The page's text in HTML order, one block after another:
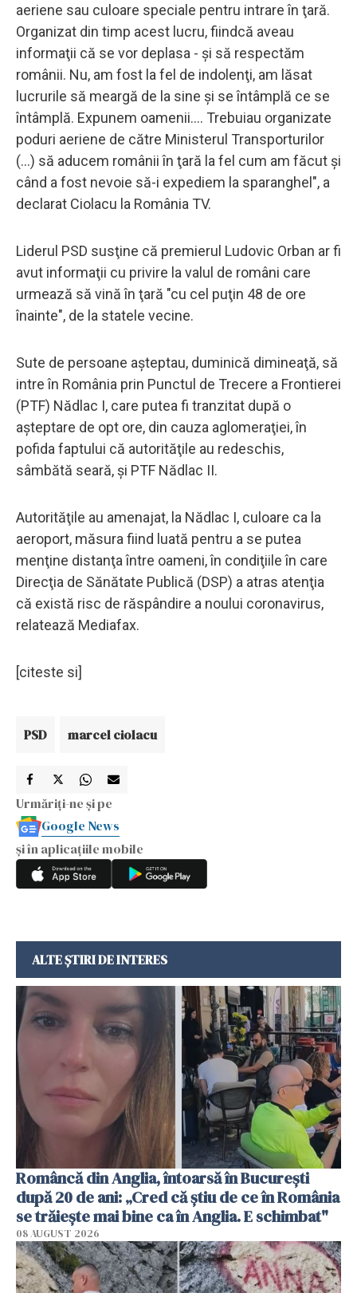
aeriene sau culoare speciale pentru intrare în ţară.
Organizat din timp acest lucru, fiindcă aveau
informaţii că se vor deplasa - şi să respectăm
românii. Nu, am fost la fel de indolenţi, am lăsat
lucrurile să meargă de la sine şi se întâmplă ce se
întâmplă. Expunem oamenii.... Trebuiau organizate
poduri aeriene de către Ministerul Transporturilor
(...) să aducem românii în ţară la fel cum am făcut şi
când a fost nevoie să-i expediem la sparanghel", a
declarat Ciolacu la România TV.
Liderul PSD susţine că premierul Ludovic Orban ar fi
avut informaţii cu privire la valul de români care
urmează să vină în ţară "cu cel puţin 48 de ore
înainte", de la statele vecine.
Sute de persoane aşteptau, duminică dimineaţă, să
intre în România prin Punctul de Trecere a Frontierei
(PTF) Nădlac I, care putea fi tranzitat după o
aşteptare de opt ore, din cauza aglomeraţiei, în
pofida faptului că autorităţile au redeschis,
sâmbătă seară, şi PTF Nădlac II.
Autorităţile au amenajat, la Nădlac I, culoare ca la
aeroport, măsura fiind luată pentru a se putea
menţine distanţa între oameni, în condiţiile în care
Direcţia de Sănătate Publică (DSP) a atras atenţia
că există risc de răspândire a noului coronavirus,
relatează Mediafax.
[citeste si]
PSD marcel ciolacu
Urmăriți-ne și pe
Google News
și în aplicațiile mobile
ALTE ȘTIRI DE INTERES
Româncă din Anglia, întoarsă în București
după 20 de ani: „Cred că știu de ce în România
se trăiește mai bine ca în Anglia. E schimbat"
08 AUGUST 2026